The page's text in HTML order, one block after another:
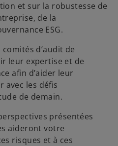
et sur la robustesse de
de la
ESG.
d’audit de
leur expertise et de
afin d’aider leur
avec les défis
de demain.
présentées
aideront votre
risques et à ces